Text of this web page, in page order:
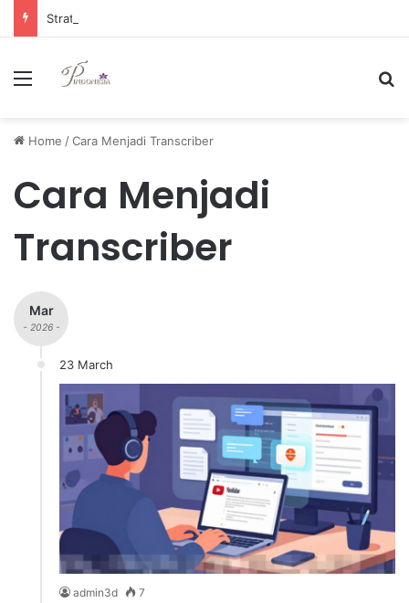
Menu
Home /Cara Menjadi Transcriber
Cara Menjadi
Transcriber
Mar
- 2026 -
23 March
admin3d 7